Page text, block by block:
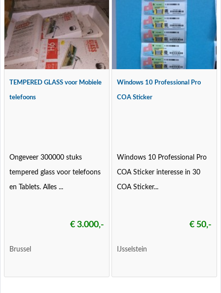
TEMPERED GLASS voor Mobiele
telefoons
Ongeveer 300000 stuks
tempered glass voor telefoons
en Tablets. Alles ...
€ 3.000,-
Brussel
Windows 10 Professional Pro
COA Sticker
Windows 10 Professional Pro
COA Sticker interesse in 30
COA Sticker...
€ 50,-
IJsselstein